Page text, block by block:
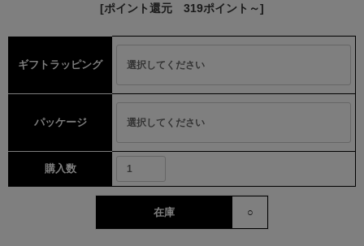
[ポイント還元 319ポイント～]
ギフトラッピング
パッケージ
購入数
在庫 ○